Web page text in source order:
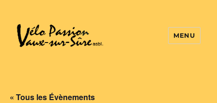
MENU
« Tous les Évènements